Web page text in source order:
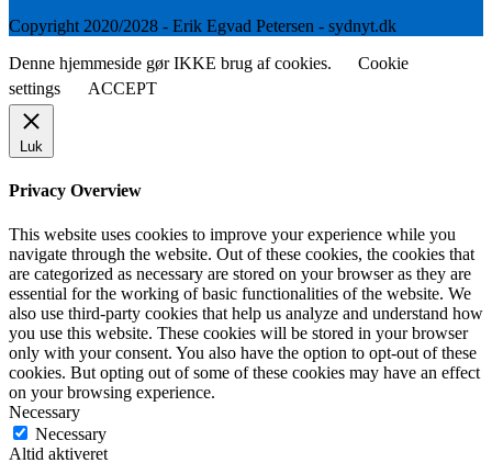
Copyright 2020/2028 - Erik Egvad Petersen - sydnyt.dk
Denne hjemmeside gør IKKE brug af cookies.
Cookie
settings
ACCEPT
Luk
Privacy Overview
This website uses cookies to improve your experience while you
navigate through the website. Out of these cookies, the cookies that
are categorized as necessary are stored on your browser as they are
essential for the working of basic functionalities of the website. We
also use third-party cookies that help us analyze and understand how
you use this website. These cookies will be stored in your browser
only with your consent. You also have the option to opt-out of these
cookies. But opting out of some of these cookies may have an effect
on your browsing experience.
Necessary
Necessary
Altid aktiveret